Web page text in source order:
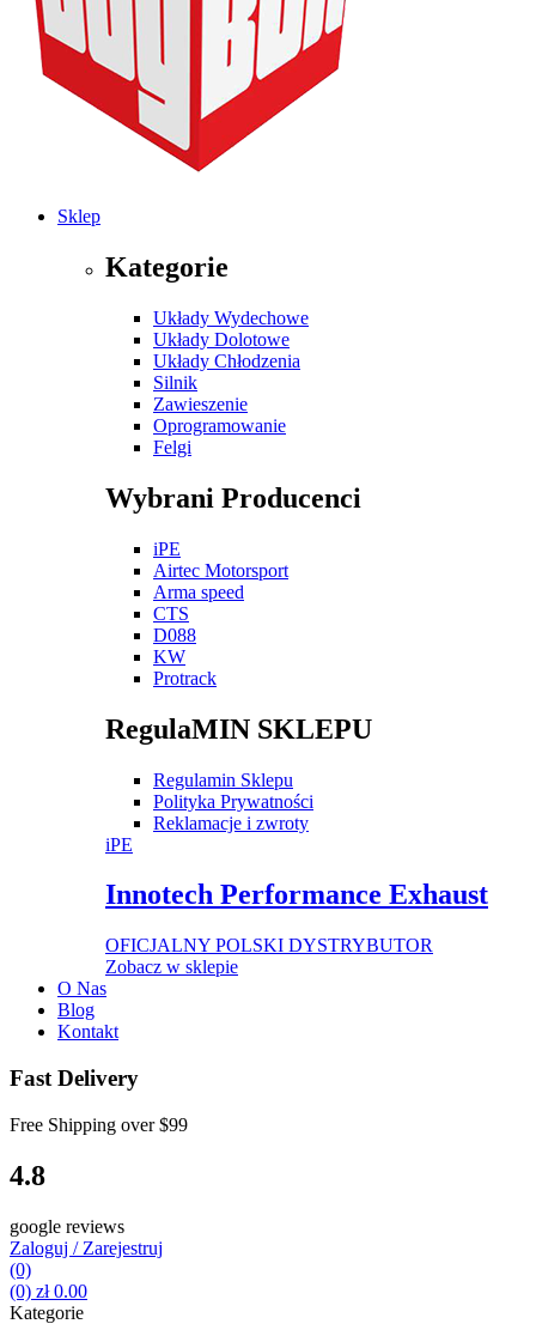
Sklep
Kategorie
Układy Wydechowe
Układy Dolotowe
Układy Chłodzenia
Silnik
Zawieszenie
Oprogramowanie
Felgi
Wybrani Producenci
iPE
Airtec Motorsport
Arma speed
CTS
D088
KW
Protrack
RegulaMIN SKLEPU
Regulamin Sklepu
Polityka Prywatności
Reklamacje i zwroty
iPE
Innotech Performance Exhaust
OFICJALNY POLSKI DYSTRYBUTOR
Zobacz w sklepie
O Nas
Blog
Kontakt
Fast Delivery
Free Shipping over$99
4.8
google reviews
Zaloguj / Zarejestruj
(0)
(0) zł0.00
Kategorie